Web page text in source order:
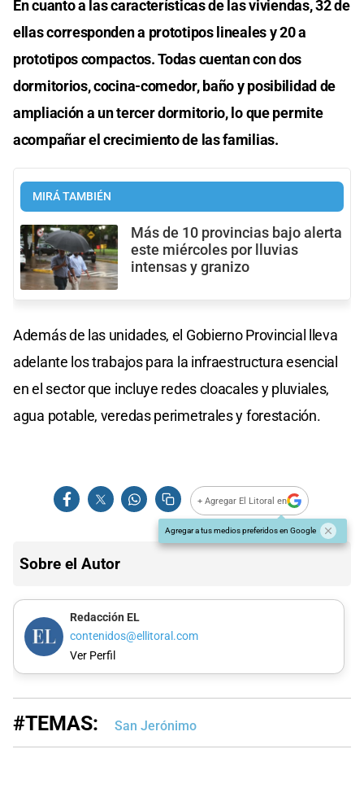
En cuanto a las características de las viviendas, 32 de
ellas corresponden a prototipos lineales y 20 a
prototipos compactos. Todas cuentan con dos
dormitorios, cocina-comedor, baño y posibilidad de
ampliación a un tercer dormitorio, lo que permite
acompañar el crecimiento de las familias.
MIRÁ TAMBIÉN
Más de 10 provincias bajo alerta
este miércoles por lluvias
intensas y granizo
Además de las unidades, el Gobierno Provincial lleva
adelante los trabajos para la infraestructura esencial
en el sector que incluye redes cloacales y pluviales,
agua potable, veredas perimetrales y forestación.
+ Agregar El Litoral en
Agregar a tus medios preferidos en Google
Sobre el Autor
Redacción EL
contenidos@ellitoral.com
Ver Perfil
#TEMAS: San Jerónimo